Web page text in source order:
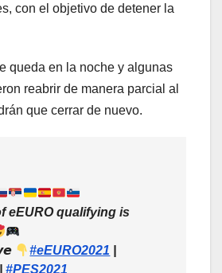
con el objetivo de detener la
queda en la noche y algunas
reabrir de manera parcial al
que cerrar de nuevo.
eEURO qualifying is
#eEURO2021
#PES2021